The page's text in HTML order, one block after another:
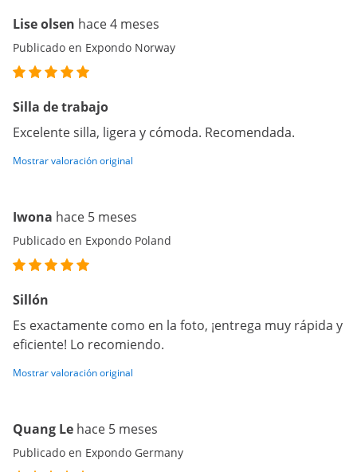
Lise olsen hace 4 meses
Publicado en Expondo Norway
Silla de trabajo
Excelente silla, ligera y cómoda. Recomendada.
Mostrar valoración original
Iwona hace 5 meses
Publicado en Expondo Poland
Sillón
Es exactamente como en la foto, ¡entrega muy rápida y
eficiente! Lo recomiendo.
Mostrar valoración original
Quang Le hace 5 meses
Publicado en Expondo Germany